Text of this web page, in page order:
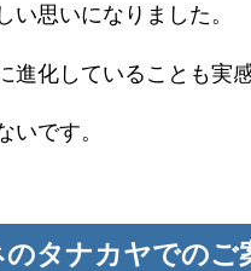
思いになりました。
化していることも実
いです。
タナカヤでのご